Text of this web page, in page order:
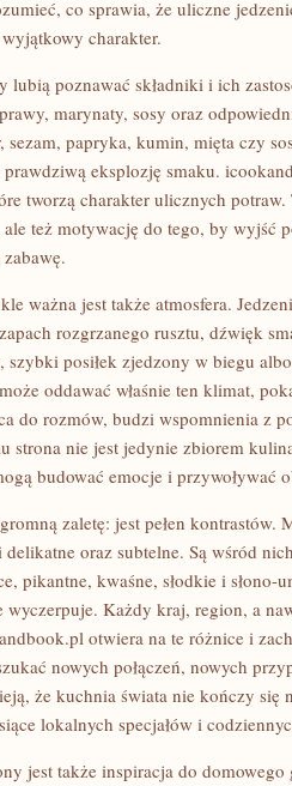
co sprawia, że uliczne
charakter.
lubią poznawać składniki i ich
marynaty, sosy oraz
papryka, kumin, mięta czy
eksplozję smaku.
tworzą charakter ulicznych
też motywację do tego, by wyjść
ważna jest także atmosfera.
rozgrzanego rusztu, dźwięk
szybki posiłek zjedzony w biegu
oddawać właśnie ten klimat,
do rozmów, budzi wspomnienia z
strona nie jest jedynie zbiorem
budować emocje i przywoływać
zaletę: jest pełen
oraz subtelne. Są wśród
pikantne, kwaśne, słodkie i słono-
wyczerpuje. Każdy kraj, region, a
otwiera na te różnice i
nowych połączeń, nowych
że kuchnia świata nie kończy się
lokalnych specjałów i
jest także inspiracja do